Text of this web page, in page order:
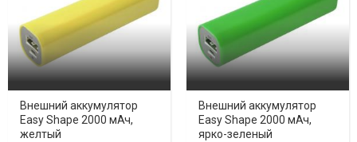
Внешний аккумулятор
Easy Shape 2000 мАч,
желтый
Внешний аккумулятор
Easy Shape 2000 мАч,
ярко-зеленый